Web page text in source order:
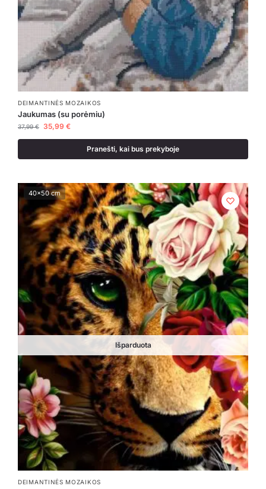
DEIMANTINĖS MOZAIKOS
Jaukumas (su porėmiu)
37,99€ 35,99 €
Pranešti, kai bus prekyboje
40x50 cm
Išparduota
DEIMANTINĖS MOZAIKOS